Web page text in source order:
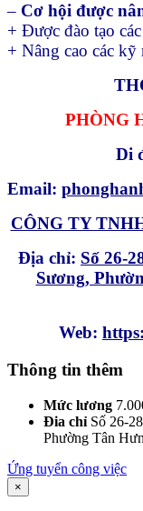
– Cơ hội được
+ Được đào tạo
+ Nâng cao các kỹ
PHÒNG
Di
Email:
CÔNG TY
Địa chỉ: Số 26-
Sương,
Web:
Thông tin thêm
Mức lương
Đia chỉ Số 26-
Phường Tân
Ứng tuyển công việc
×